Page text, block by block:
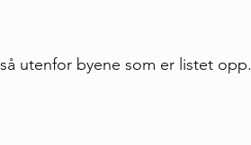
utenfor byene som er listet opp.